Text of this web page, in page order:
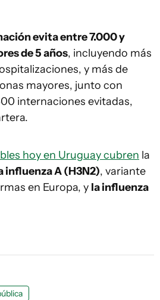
evita entre 7.000 y
de 5 años, incluyendo más
y más de
mayores, junto con
internaciones evitadas,
hoy en Uruguay cubren la
influenza A (H3N2), variante
en Europa, y la influenza